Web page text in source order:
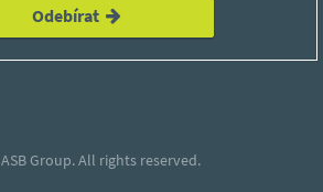
Odebírat
ASB Group.All rights reserved.